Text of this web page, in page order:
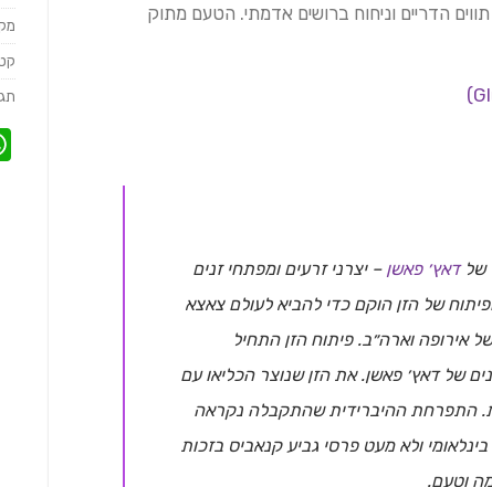
הדריים וניחוח ברושים אדמתי. הטעם מתוק
שלדאץ׳ פאשן – יצרני זרעים ומפתחי זנים
מ-1987. פרויקט הפיתוח של הזן הוקם כדי להביא לעולם צאצא
אירופה וארה״ב. פיתוח הזן התחיל
של דאץ׳ פאשן. את הזן שנוצר הכליאו עם
התפרחת ההיברידית שהתקבלה נקראה
ולא מעט פרסי גביע קנאביס בזכות
וטעם.